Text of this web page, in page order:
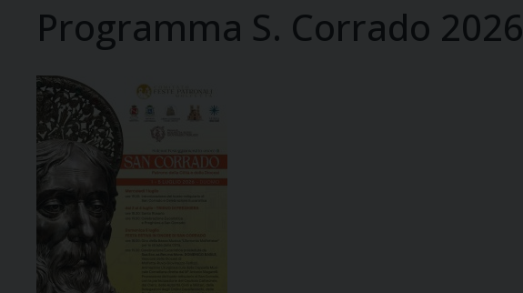
Programma S. Corrado 2026